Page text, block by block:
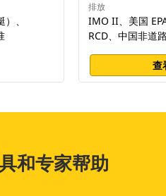
、
排放
IMO II、美国
RCD、中国非道
查
和专家帮助